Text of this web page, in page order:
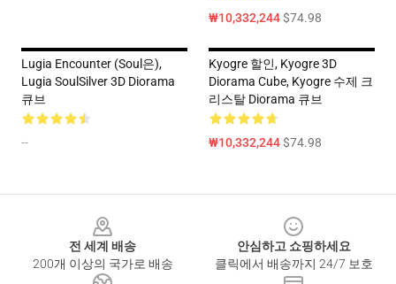
₩10,332,244$74.98
Lugia Encounter (Soul은),
Lugia SoulSilver 3D Diorama
큐브
--
Kyogre 할인, Kyogre 3D
Diorama Cube, Kyogre 수제 크
리스탈 Diorama 큐브
₩10,332,244$74.98
전 세계 배송
200개 이상의 국가로 배송
안심하고 쇼핑하세요
클릭에서 배송까지 24/7 보호